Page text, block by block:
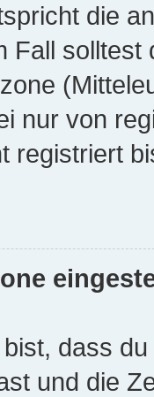
die
Fall solltest
nur von
registriert
dass
und die